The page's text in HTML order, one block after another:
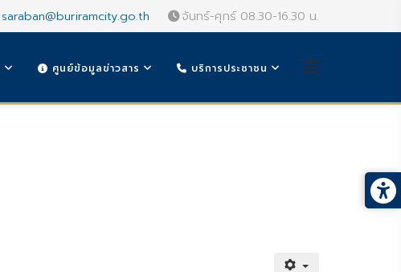
saraban@buriramcity.go.th จันทร์-ศุกร์ 08.30-16.30 น.
ศูนย์ข้อมูลข่าวสาร บริการประชาชน